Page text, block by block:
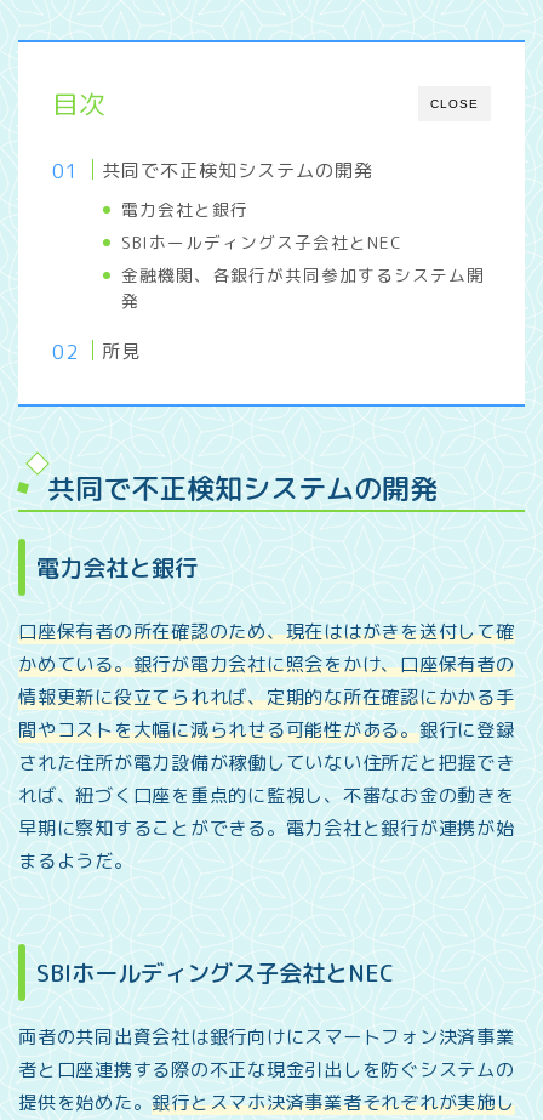
CLOSE
目次
共同で不正検知システムの開発
電力会社と銀行
SBIホールディングス子会社とNEC
金融機関、各銀行が共同参加するシステム開
発
所見
共同で不正検知システムの開発
電力会社と銀行
口座保有者の所在確認のため、現在ははがきを送付して確
かめている。銀行が電力会社に照会をかけ、口座保有者の
情報更新に役立てられれば、定期的な所在確認にかかる手
間やコストを大幅に減られせる可能性がある。銀行に登録
された住所が電力設備が稼働していない住所だと把握でき
れば、紐づく口座を重点的に監視し、不審なお金の動きを
早期に察知することができる。電力会社と銀行が連携が始
まるようだ。
SBIホールディングス子会社とNEC
両者の共同出資会社は銀行向けにスマートフォン決済事業
者と口座連携する際の不正な現金引出しを防ぐシステムの
提供を始めた。銀行とスマホ決済事業者それぞれが実施し